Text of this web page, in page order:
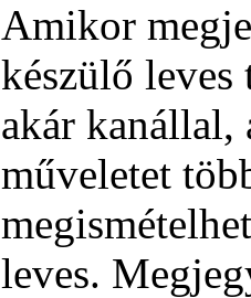
Amikor
készülő leves
akár kanállal,
műveletet
leves.